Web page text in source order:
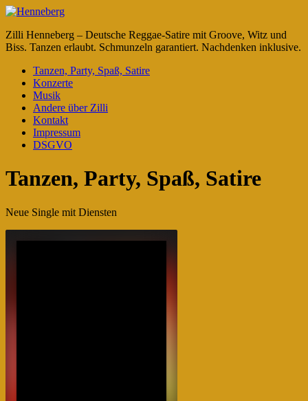
Zilli Henneberg – Deutsche Reggae-Satire mit Groove, Witz und
Biss. Tanzen erlaubt. Schmunzeln garantiert. Nachdenken inklusive.
Tanzen, Party, Spaß, Satire
Konzerte
Musik
Andere über Zilli
Kontakt
Impressum
DSGVO
Tanzen, Party, Spaß, Satire
Neue Single mit Diensten